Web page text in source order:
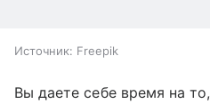
Источник: Freepik
Вы даете себе время на